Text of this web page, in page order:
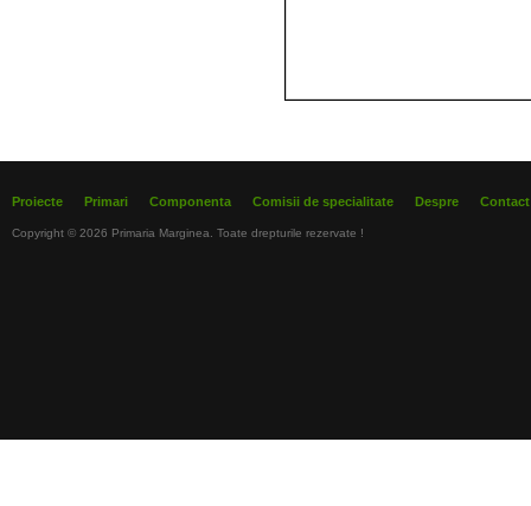
Proiecte Primari Componenta Comisii de specialitate Despre Contact
Copyright © 2026 Primaria Marginea. Toate drepturile rezervate !